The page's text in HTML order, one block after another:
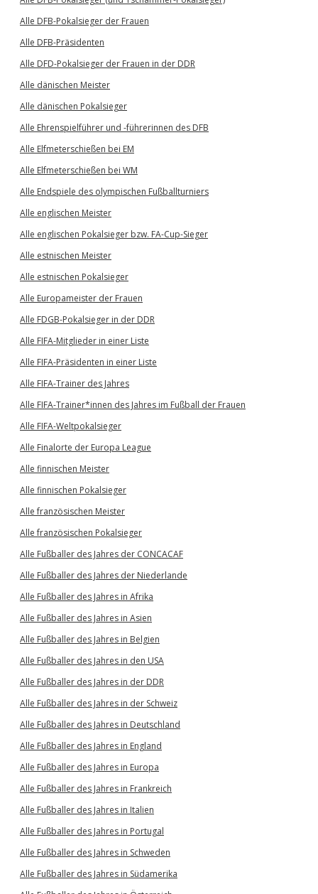
Alle DFB-Pokalsieger der Frauen
Alle DFB-Präsidenten
Alle DFD-Pokalsieger der Frauen in der DDR
Alle dänischen Meister
Alle dänischen Pokalsieger
Alle Ehrenspielführer und -führerinnen des DFB
Alle Elfmeterschießen bei EM
Alle Elfmeterschießen bei WM
Alle Endspiele des olympischen Fußballturniers
Alle englischen Meister
Alle englischen Pokalsieger bzw. FA-Cup-Sieger
Alle estnischen Meister
Alle estnischen Pokalsieger
Alle Europameister der Frauen
Alle FDGB-Pokalsieger in der DDR
Alle FIFA-Mitglieder in einer Liste
Alle FIFA-Präsidenten in einer Liste
Alle FIFA-Trainer des Jahres
Alle FIFA-Trainer*innen des Jahres im Fußball der Frauen
Alle FIFA-Weltpokalsieger
Alle Finalorte der Europa League
Alle finnischen Meister
Alle finnischen Pokalsieger
Alle französischen Meister
Alle französischen Pokalsieger
Alle Fußballer des Jahres der CONCACAF
Alle Fußballer des Jahres der Niederlande
Alle Fußballer des Jahres in Afrika
Alle Fußballer des Jahres in Asien
Alle Fußballer des Jahres in Belgien
Alle Fußballer des Jahres in den USA
Alle Fußballer des Jahres in der DDR
Alle Fußballer des Jahres in der Schweiz
Alle Fußballer des Jahres in Deutschland
Alle Fußballer des Jahres in England
Alle Fußballer des Jahres in Europa
Alle Fußballer des Jahres in Frankreich
Alle Fußballer des Jahres in Italien
Alle Fußballer des Jahres in Portugal
Alle Fußballer des Jahres in Schweden
Alle Fußballer des Jahres in Südamerika